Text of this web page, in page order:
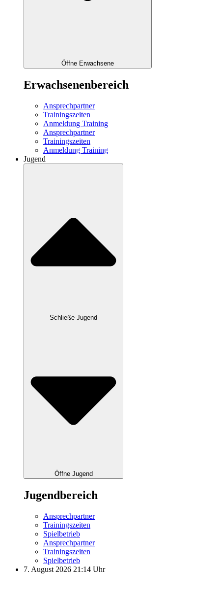
Öffne Erwachsene
Erwachsenenbereich
Ansprechpartner
Trainingszeiten
Anmeldung Training
Ansprechpartner
Trainingszeiten
Anmeldung Training
Jugend
Schließe Jugend
Öffne Jugend
Jugendbereich
Ansprechpartner
Trainingszeiten
Spielbetrieb
Ansprechpartner
Trainingszeiten
Spielbetrieb
7. August 2026 21:14 Uhr